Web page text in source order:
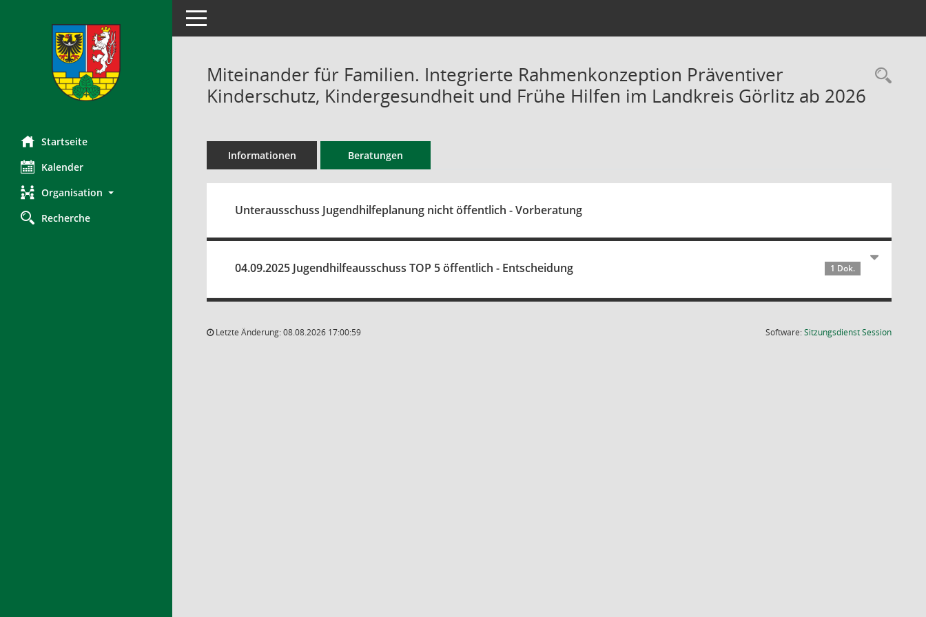
Startseite
Kalender
Organisation
Recherche
Toggle navigation
Miteinander für Familien. Integrierte Rahmenkonzeption Präventiver
Kinderschutz, Kindergesundheit und Frühe Hilfen im Landkreis Görlitz ab 2026
Informationen Beratungen
Unterausschuss Jugendhilfeplanung nicht öffentlich - Vorberatung
04.09.2025 Jugendhilfeausschuss TOP 5 öffentlich - Entscheidung 1 Dok.
Letzte Änderung: 08.08.2026 17:00:59 Software:SitzungsdienstSession(Wird in